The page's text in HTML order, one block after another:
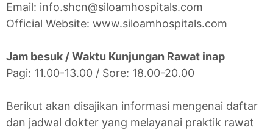
Email: info.shcn@siloamhospitals.com
Official Website: www.siloamhospitals.com
Jam besuk / Waktu Kunjungan Rawat inap
Pagi: 11.00-13.00 / Sore: 18.00-20.00
Berikut akan disajikan informasi mengenai daftar
dan jadwal dokter yang melayanai praktik rawat